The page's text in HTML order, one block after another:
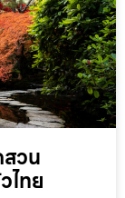
วน
ไทย